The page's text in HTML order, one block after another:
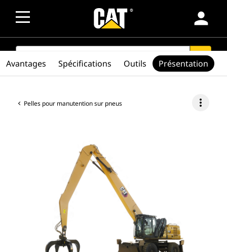
person
SEARCH search
Pelles pour manutention sur pneus more_vert
Avantages Spécifications Outils Présentation